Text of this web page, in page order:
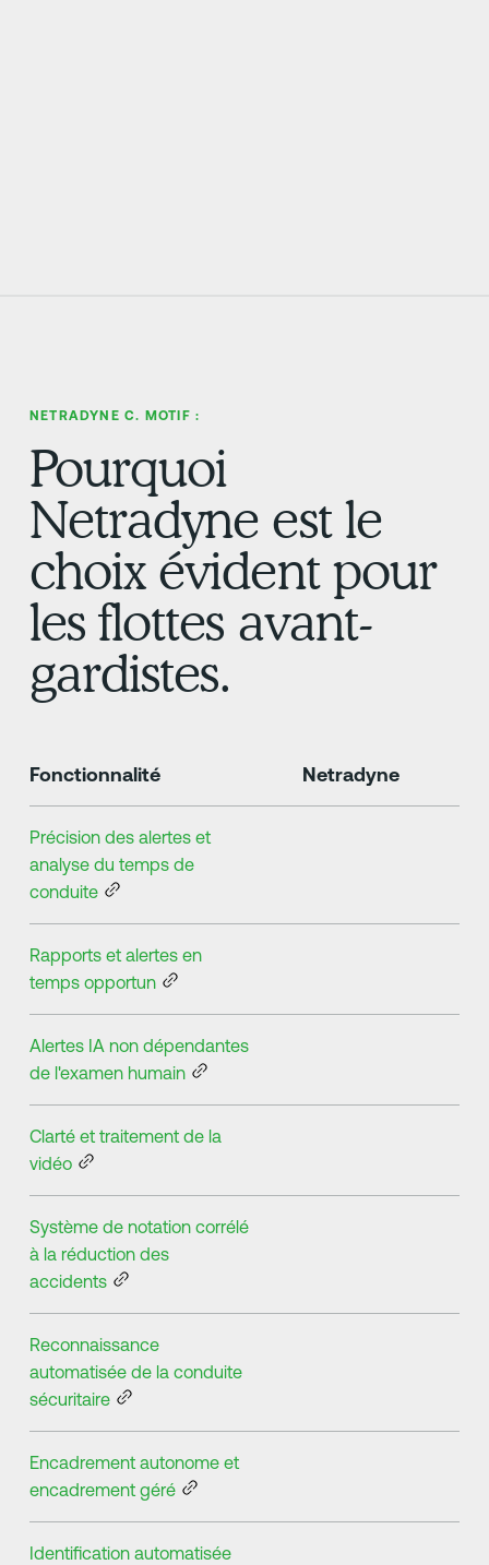
NETRADYNE C. MOTIF :
Pourquoi
Netradyne est le
choix évident pour
les flottes avant-
gardistes.
Fonctionnalité Netradyne
Précision des alertes et
analyse du temps de
conduite
Rapports et alertes en
temps opportun
Alertes IA non dépendantes
de l'examen humain
Clarté et traitement de la
vidéo
Système de notation corrélé
à la réduction des
accidents
Reconnaissance
automatisée de la conduite
sécuritaire
Encadrement autonome et
encadrement géré
Identification automatisée